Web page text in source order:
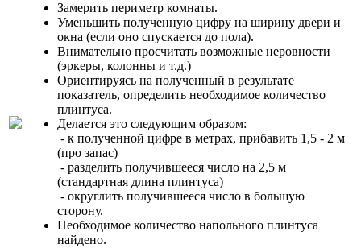
Замерить периметр комнаты.
Уменьшить полученную цифру на ширину двери и
окна (если оно спускается до пола).
Внимательно просчитать возможные неровности
(эркеры, колонны и т.д.)
Ориентируясь на полученный в результате
показатель, определить необходимое количество
плинтуса.
Делается это следующим образом:
- к полученной цифре в метрах, прибавить 1,5 - 2 м
(про запас)
- разделить получившееся число на 2,5 м
(стандартная длина плинтуса)
- округлить получившееся число в большую
сторону.
Необходимое количество напольного плинтуса
найдено.